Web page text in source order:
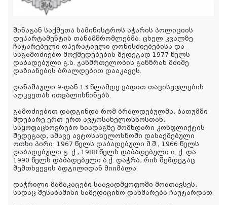
შინაგან საქმეთა სამინისტროს აჭარის პოლიციის
დეპარტამენტის თანამშრომლებმა, ცხელ კვალზე
ჩატარებული ოპერატიული ღონისძიებებისა და
საგამოძიებო მოქმედებების შედეგად 1977 წელს
დაბადებული გ.ს. ჯანმრთელობის განზრახ მძიმე
დაზიანების ბრალდებით დააკავეს.
დანაშაული 9-დან 13 წლამდე ვადით თავისუფლების
აღკვეთას ითვალისწინებს.
გამოძიებით დადგინდა რომ ბრალდებულმა, ბათუმში
მდებარე ერთ-ერთ ავტოსახელოსნოსთან,
საყოფაცხოვრებო ნიადაგზე მომხდარი კონფლიქტის
შედეგად, ამავე ავტოსახელოსნოში დასაქმებული
ოთხი პირი: 1967 წელს დაბადებული მ.შ., 1966 წელს
დაბადებული გ. ქ., 1988 წელს დაბადებული ი. ქ. და
1990 წელს დაბადებული ა.ქ. დაჭრა, რის შემდეგაც
შემთხვევის ადგილიდან მიიმალა.
დაჭრილი მამაკაცები საავადმყოფოში მოათავსეს,
სადაც შესაბამისი სამედიცინო დახმარება ჩაუტარდათ.